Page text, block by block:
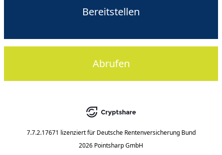
Bereitstellen
Abrufen
7.7.2.17671 lizenziert für Deutsche Rentenversicherung Bund
2026 Pointsharp GmbH